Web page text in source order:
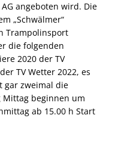
angeboten wird. Die
„Schwälmer“
Trampolinsport
die folgenden
2020 der TV
TV Wetter 2022, es
gar zweimal die
Mittag beginnen um
ab 15.00 h Start